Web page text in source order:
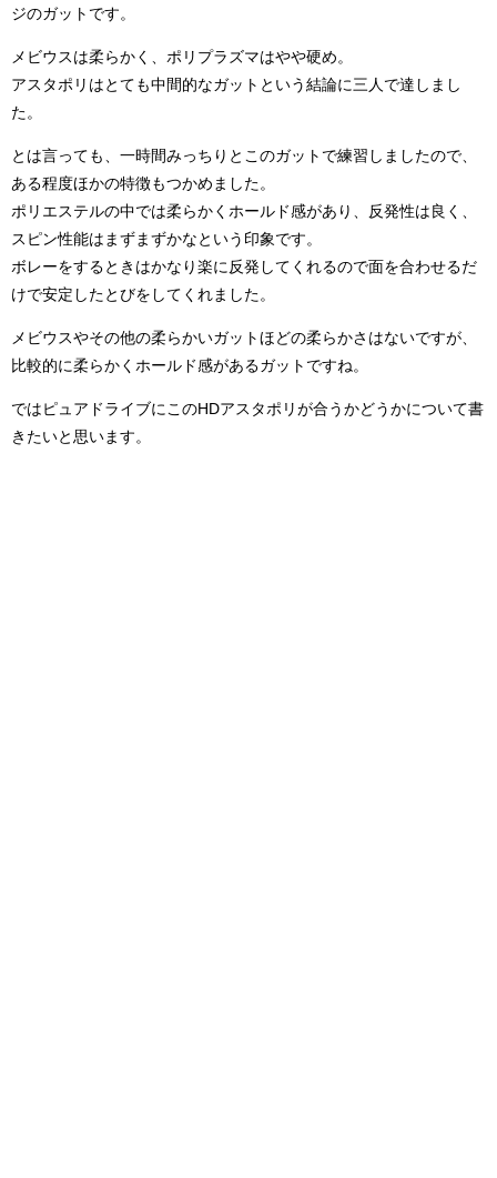
ジのガットです。
メビウスは柔らかく、ポリプラズマはやや硬め。
アスタポリはとても中間的なガットという結論に三人で達しまし
た。
とは言っても、一時間みっちりとこのガットで練習しましたので、
ある程度ほかの特徴もつかめました。
ポリエステルの中では柔らかくホールド感があり、反発性は良く、
スピン性能はまずまずかなという印象です。
ボレーをするときはかなり楽に反発してくれるので面を合わせるだ
けで安定したとびをしてくれました。
メビウスやその他の柔らかいガットほどの柔らかさはないですが、
比較的に柔らかくホールド感があるガットですね。
ではピュアドライブにこのHDアスタポリが合うかどうかについて書
きたいと思います。